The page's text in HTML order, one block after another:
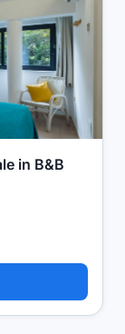
in B&B